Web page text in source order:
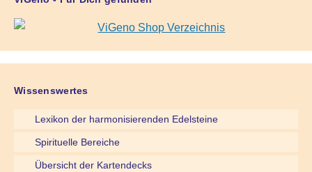
Wissenswertes
Lexikon der harmonisierenden Edelsteine
Spirituelle Bereiche
Übersicht der Kartendecks